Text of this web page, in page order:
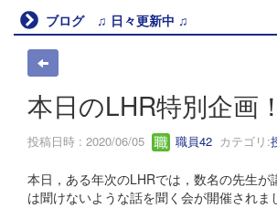
u
s
ブログ ♫ 日々更新中 ♫
本日のLHR特別企画！
投稿日時 : 2020/06/05 職員42 カテゴリ:
本日，ある年次のLHRでは，数名の先生が
は聞けないような話を聞く会が開催されま